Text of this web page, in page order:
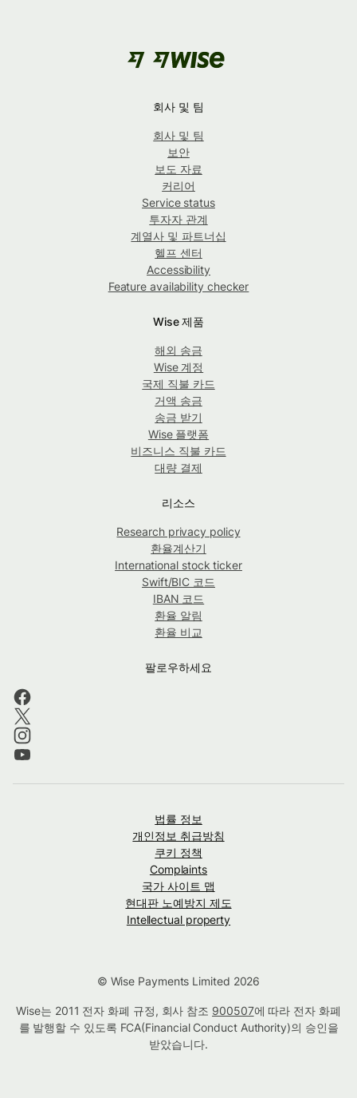
회사 및 팀
회사 및 팀
보안
보도 자료
커리어
Service status
투자자 관계
계열사 및 파트너십
헬프 센터
Accessibility
Feature availability checker
Wise 제품
해외 송금
Wise 계정
국제 직불 카드
거액 송금
송금 받기
Wise 플랫폼
비즈니스 직불 카드
대량 결제
리소스
Research privacy policy
환율계산기
International stock ticker
Swift/BIC 코드
IBAN 코드
환율 알림
환율 비교
팔로우하세요
법률 정보
개인정보 취급방침
쿠키 정책
Complaints
국가 사이트 맵
현대판 노예방지 제도
Intellectual property
© Wise Payments Limited 2026
Wise는 2011 전자 화폐 규정, 회사 참조 900507에 따라 전자 화폐
를 발행할 수 있도록 FCA(Financial Conduct Authority)의 승인을
받았습니다.